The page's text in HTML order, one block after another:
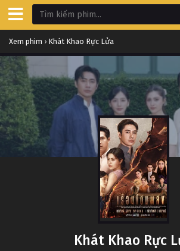
Xem phim › Khát Khao Rực Lửa
Khát Khao Rực